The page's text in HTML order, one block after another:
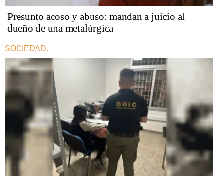
Presunto acoso y abuso: mandan a juicio al
dueño de una metalúrgica
SOCIEDAD.